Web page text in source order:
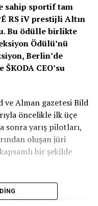
sahip sportif tam
RS iV prestijli Altın
Bu ödülle birlikte
Ödülü’nü
Berlin’de
CEO’su
Alman gazetesi Bild
öncelikle ilk üçe
sonra yarış pilotları,
oluşan jüri
bir şekilde
Altın
11 kategoride karşı